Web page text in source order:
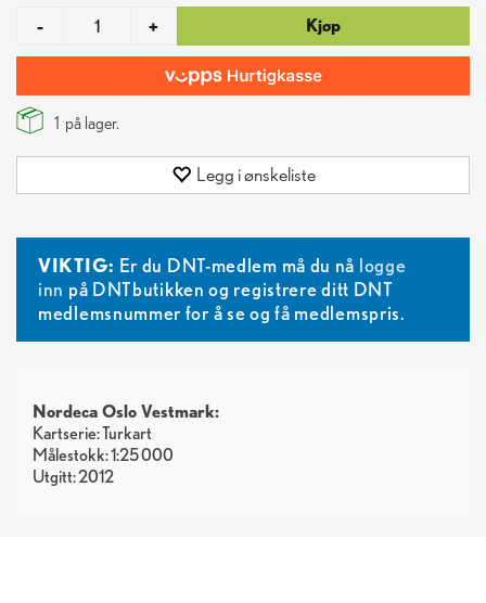
- + Kjøp
1 på lager.
Legg i ønskeliste
VIKTIG: Er du DNT-medlem må du nå logge
inn på DNTbutikken og registrere ditt DNT
medlemsnummer for å se og få medlemspris.
Nordeca Oslo Vestmark:
Kartserie: Turkart
Målestokk: 1:25 000
Utgitt: 2012